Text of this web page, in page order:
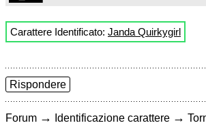
Carattere Identificato: Janda Quirkygirl
Rispondere
Forum → Identificazione carattere →